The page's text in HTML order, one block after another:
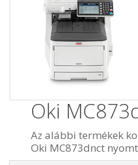
Oki
Az alábbi termékek
Oki MC873dnct